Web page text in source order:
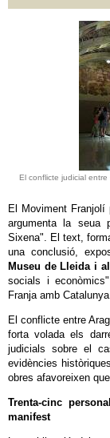
El conflicte judicial
El Moviment Franjolí
argumenta la seua
Sixena". El text,
una conclusió,
Museu de Lleida i
socials i
Franja amb
El conflicte entre
forta volada els
judicials sobre el
evidències
obres afavoreixen
Trenta-cinc
manifest